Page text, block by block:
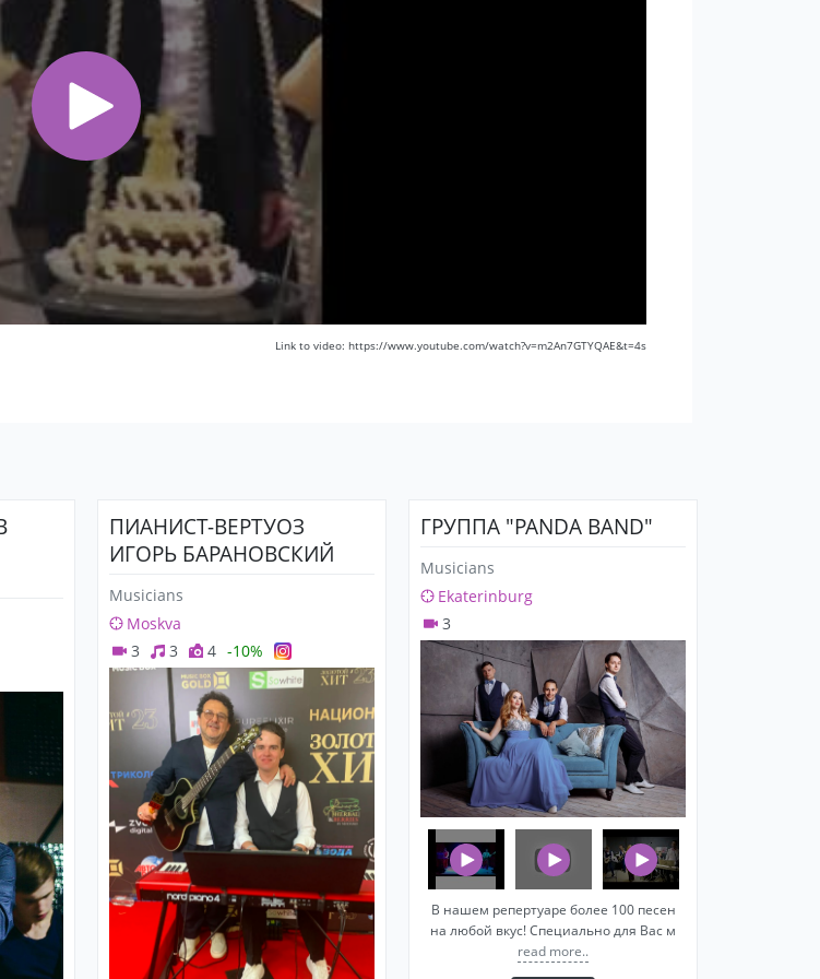
Link to video: https://www.youtube.com/watch?v=m2An7GTYQAE&t=4s
ПИАНИСТ-ВЕРТУОЗ
ИГОРЬ БАРАНОВСКИЙ
Musicians
Moskva
3
3 4 -10%
ГРУППА "PANDA BAND"
Musicians
Ekaterinburg
3
В нашем репертуаре более 100 песен
на любой вкус! Специально для Вас м
read more..